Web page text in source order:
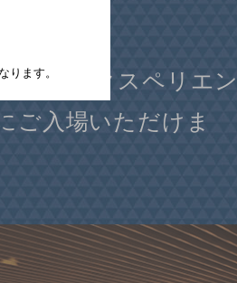
ランエクスペリエン
ご入場いただけま
ります。